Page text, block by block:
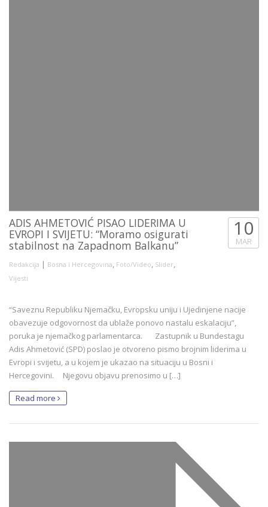
ADIS AHMETOVIĆ PISAO LIDERIMA U
EVROPI I SVIJETU: “Moramo osigurati
stabilnost na Zapadnom Balkanu”
Redakcija | Bosna i Hercegovina, Foto/Video, Slider,
Vijesti
10
MAR
“Saveznu Republiku Njemačku, Evropsku uniju i Ujedinjene nacije
obavezuje odgovornost da ublaže ponovo nastalu eskalaciju”,
poruka je njemačkog parlamentarca. Zastupnik u Bundestagu
Adis Ahmetović (SPD) poslao je otvoreno pismo brojnim liderima u
Evropi i svijetu, a u kojem je ukazao na situaciju u Bosni i
Hercegovini. Njegovu objavu prenosimo u […]
Read more